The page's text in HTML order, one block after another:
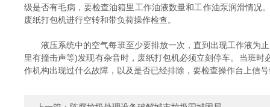
级是否有毛病，要检查油箱里工作油液数量和工作油泵润滑情况
废纸打包机进行空转和带负荷操作检查。
液压系统中的空气每班至少要排放一次，直到出现工作液为止
里有撞击声等)发现有杂音时，废纸打包机必须立刻停车。当班
作机构出现过什么故障，以及是否已经排除，要检查操作台上信